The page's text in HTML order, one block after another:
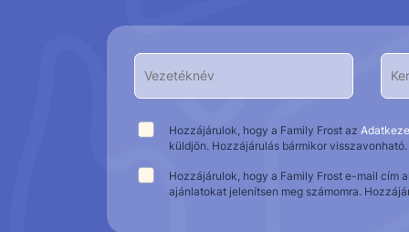
Hozzájárulok, hogy a Family Frost az
küldjön. Hozzájárulás bármikor visszavonható.
Hozzájárulok, hogy a Family Frost e-mail cím
ajánlatokat jelenítsen meg számomra.